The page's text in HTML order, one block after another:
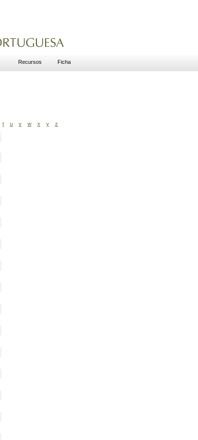
Recursos Ficha
t u v w x y z